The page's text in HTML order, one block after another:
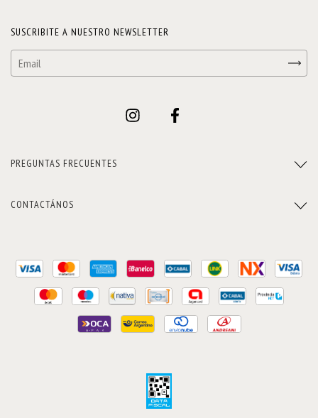
SUSCRIBITE A NUESTRO NEWSLETTER
PREGUNTAS FRECUENTES
CONTACTÁNOS